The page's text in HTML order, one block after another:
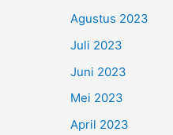
Agustus 2023
Juli 2023
Juni 2023
Mei 2023
April 2023